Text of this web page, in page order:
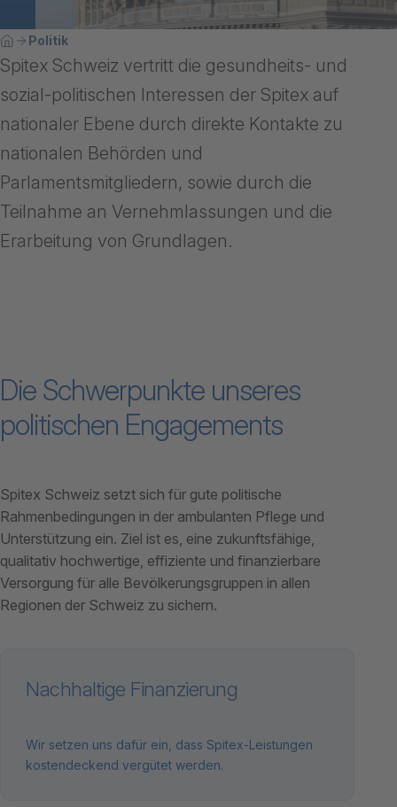
Breadcrumbnavigation
Sie befinden sich hier:
HomePolitik
Spitex Schweiz vertritt die gesundheits- und
sozial-politischen Interessen der Spitex auf
nationaler Ebene durch direkte Kontakte zu
nationalen Behörden und
Parlamentsmitgliedern, sowie durch die
Teilnahme an Vernehmlassungen und die
Erarbeitung von Grundlagen.
Die Schwerpunkte unseres
politischen Engagements
Spitex Schweiz setzt sich für gute politische
Rahmenbedingungen in der ambulanten Pflege und
Unterstützung ein. Ziel ist es, eine zukunftsfähige,
qualitativ hochwertige, effiziente und finanzierbare
Versorgung für alle Bevölkerungsgruppen in allen
Regionen der Schweiz zu sichern.
Nachhaltige Finanzierung
Wir setzen uns dafür ein, dass Spitex-Leistungen
kostendeckend vergütet werden.